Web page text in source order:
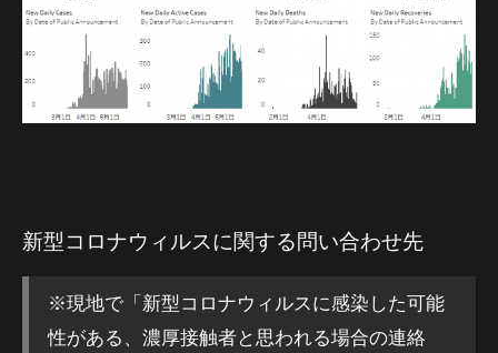
新型コロナウィルスに関する問い合わせ先
※現地で「新型コロナウィルスに感染した可能
性がある、濃厚接触者と思われる場合の連絡